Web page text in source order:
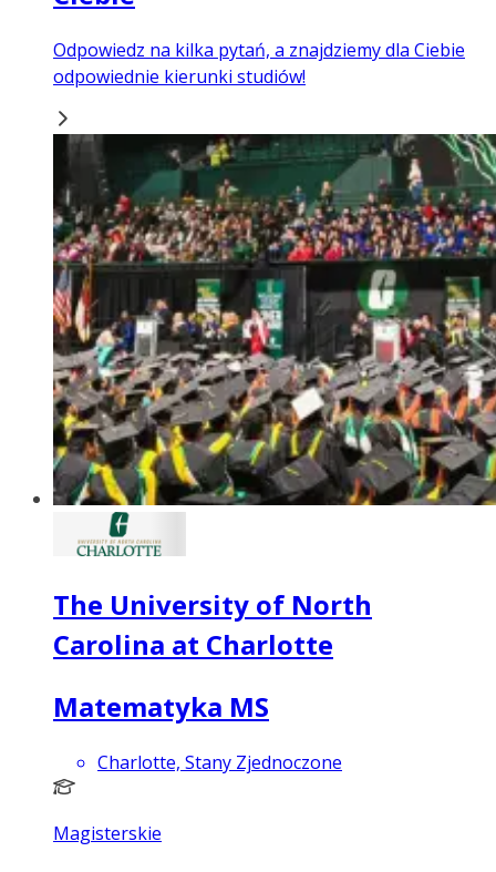
Odpowiedz na kilka pytań, a znajdziemy dla Ciebie
odpowiednie kierunki studiów!
The University of North
Carolina at Charlotte
Matematyka MS
Charlotte, Stany Zjednoczone
Magisterskie